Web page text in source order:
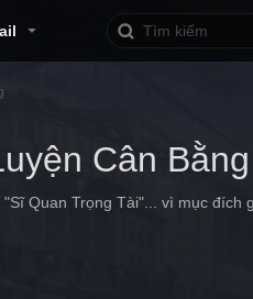
Cân Bằng
"Sĩ Quan Trọng Tài"... vì mục đích